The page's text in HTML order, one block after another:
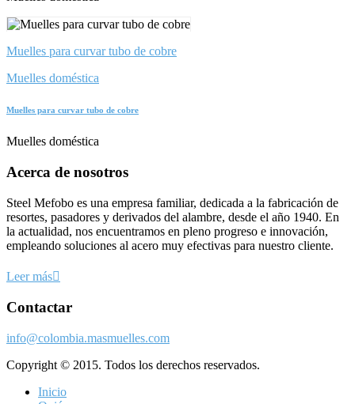
Muelles para curvar tubo de cobre
Muelles doméstica
Muelles para curvar tubo de cobre
Muelles doméstica
Acerca de nosotros
Steel Mefobo es una empresa familiar, dedicada a la fabricación de
resortes, pasadores y derivados del alambre, desde el año 1940. En
la actualidad, nos encuentramos en pleno progreso e innovación,
empleando soluciones al acero muy efectivas para nuestro cliente.
Leer más
Contactar
info@colombia.masmuelles.com
Copyright © 2015. Todos los derechos reservados.
Inicio